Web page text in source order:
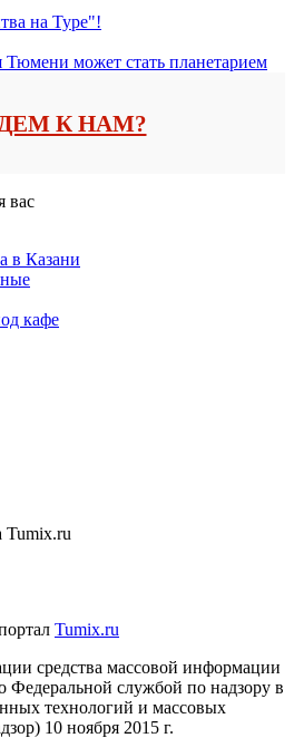
на Туре"!
Тюмени может стать планетарием
К НАМ?
вас
в Казани
кафе
Tumix.ru
Tumix.ru
средства массовой информации
службой по надзору в
технологий и массовых
10 ноября 2015 г.